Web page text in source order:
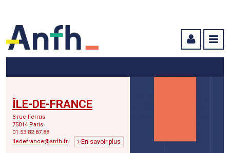
ÎLE-DE-FRANCE
3 rue Ferrus
75014 Paris
01.53.82.87.88
iledefrance@anfh.fr
En savoir plus